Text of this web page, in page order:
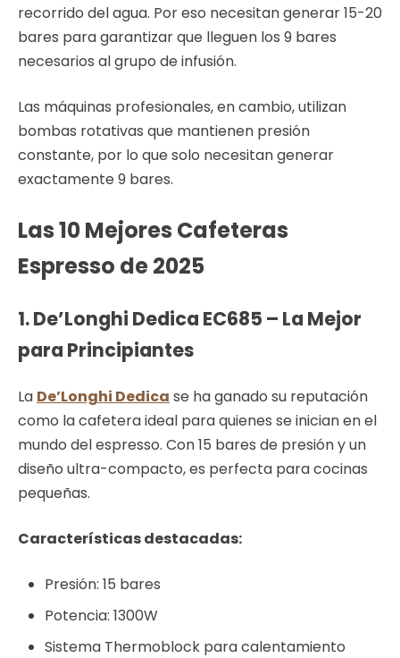
recorrido del agua. Por eso necesitan generar 15-20
bares para garantizar que lleguen los 9 bares
necesarios al grupo de infusión.
Las máquinas profesionales, en cambio, utilizan
bombas rotativas que mantienen presión
constante, por lo que solo necesitan generar
exactamente 9 bares.
Las 10 Mejores Cafeteras
Espresso de 2025
1. De’Longhi Dedica EC685 – La Mejor
para Principiantes
La De’Longhi Dedica se ha ganado su reputación
como la cafetera ideal para quienes se inician en el
mundo del espresso. Con 15 bares de presión y un
diseño ultra-compacto, es perfecta para cocinas
pequeñas.
Características destacadas:
Presión: 15 bares
Potencia: 1300W
Sistema Thermoblock para calentamiento